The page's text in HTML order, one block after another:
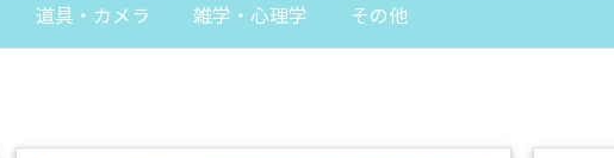
道具・カメラ 雑学・心理学 その他